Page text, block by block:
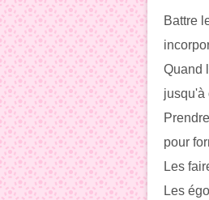
Battre
Quand
jusqu'à
pour
Les
Les